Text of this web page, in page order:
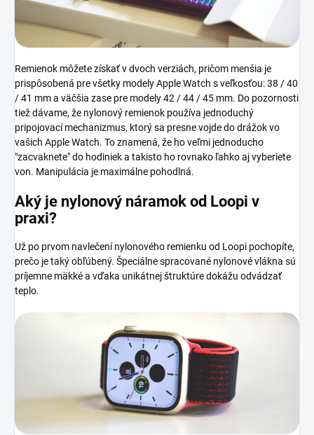
Remienok môžete získať v dvoch verziách, pričom menšia je
prispôsobená pre všetky modely Apple Watch s veľkosťou: 38 / 40
/ 41 mm a väčšia zase pre modely 42 / 44 / 45 mm. Do pozornosti
tiež dávame, že nylonový remienok používa jednoduchý
pripojovací mechanizmus, ktorý sa presne vojde do drážok vo
vašich Apple Watch. To znamená, že ho veľmi jednoducho
"zacvaknete" do hodiniek a takisto ho rovnako ľahko aj vyberiete
von. Manipulácia je maximálne pohodlná.
Aký je nylonový náramok od Loopi v
praxi?
Už po prvom navlečení nylonového remienku od Loopi pochopíte,
prečo je taký obľúbený. Špeciálne spracované nylonové vlákna sú
príjemne mäkké a vďaka unikátnej štruktúre dokážu odvádzať
teplo.